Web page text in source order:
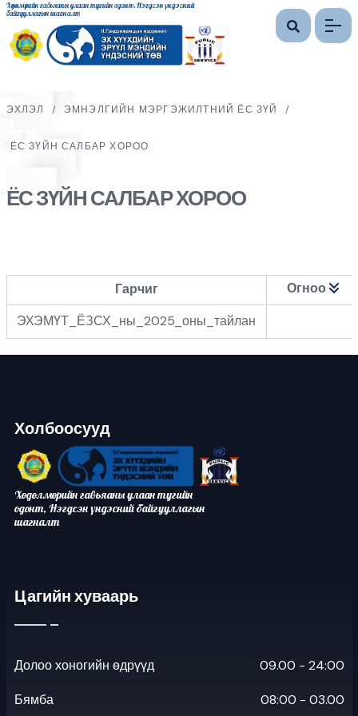
Хөдөлмөрийн гавьяаны улаан тугийн одонт, Нэгдсэн үндэсний
байгууллагын шагналт
ЭХЛЭЛ / ЭМНЭЛГИЙН МЭРГЭЖИЛТНИЙ ЁС ЗҮЙ /
ЁС ЗҮЙН САЛБАР ХОРОО
ЁС ЗҮЙН САЛБАР ХОРОО
Гарчиг
Огноо
ЭХЭМҮТ_ЁЗСХ_ны_2025_оны_тайлан
Холбоосууд
Хөдөлмөрийн гавьяаны улаан тугийн
одонт, Нэгдсэн үндэсний байгууллагын
шагналт
Цагийн хуваарь
Долоо хоногийн өдрүүд 09.00 - 24:00
Бямба 08:00 - 03.00